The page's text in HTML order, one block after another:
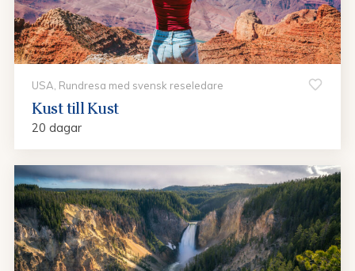
USA, Rundresa med svensk reseledare
Kust till Kust
20 dagar